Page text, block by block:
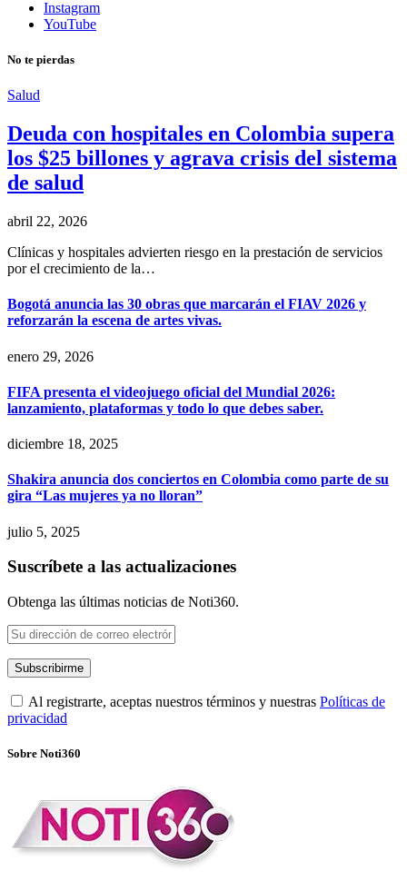
Instagram
YouTube
No te pierdas
Salud
Deuda con hospitales en Colombia supera
los $25 billones y agrava crisis del sistema
de salud
abril 22, 2026
Clínicas y hospitales advierten riesgo en la prestación de servicios
por el crecimiento de la…
Bogotá anuncia las 30 obras que marcarán el FIAV 2026 y
reforzarán la escena de artes vivas.
enero 29, 2026
FIFA presenta el videojuego oficial del Mundial 2026:
lanzamiento, plataformas y todo lo que debes saber.
diciembre 18, 2025
Shakira anuncia dos conciertos en Colombia como parte de su
gira “Las mujeres ya no lloran”
julio 5, 2025
Suscríbete a las actualizaciones
Obtenga las últimas noticias de Noti360.
Al registrarte, aceptas nuestros términos y nuestras Políticas de
privacidad
Sobre Noti360